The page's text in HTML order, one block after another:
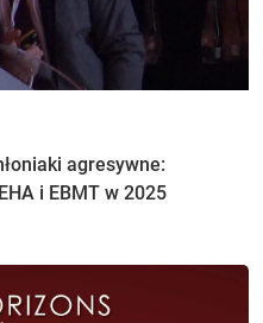
agresywne:
i EBMT w 2025